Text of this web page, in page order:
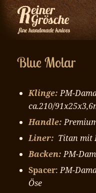
Blue Molar
Klinge:PM-
ca.210/
Handle:
Liner: Titan mit
Backen:PM-
Spacer:PM-
Öse